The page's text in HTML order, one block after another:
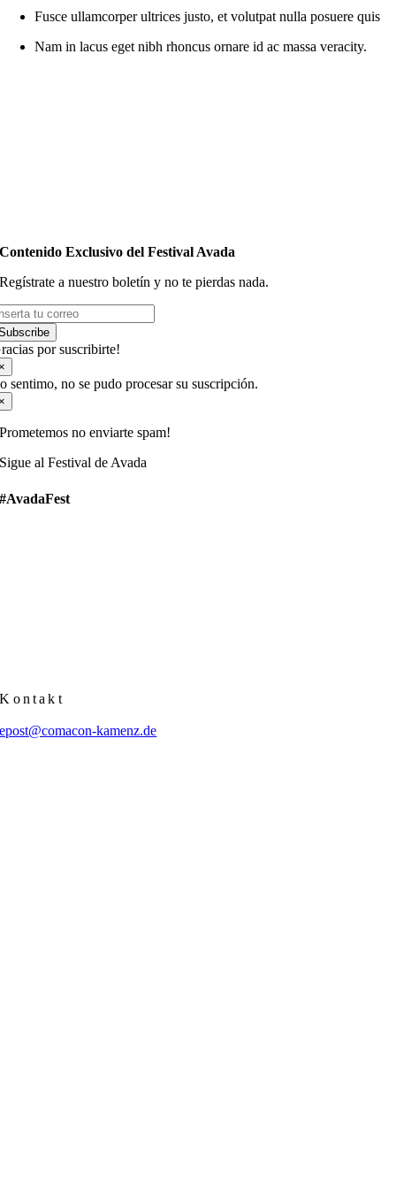
Fusce ullamcorper ultrices justo, et volutpat nulla posuere quis
Nam in lacus eget nibh rhoncus ornare id ac massa veracity.
Contenido Exclusivo del Festival Avada
Regístrate a nuestro boletín y no te pierdas nada.
por suscribirte!
sentimo, no se pudo procesar su suscripción.
Prometemos no enviarte spam!
Sigue al Festival de Avada
#AvadaFest
Kontakt
epost@comacon-kamenz.de